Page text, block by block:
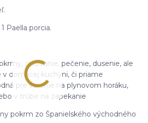
Paella porcia.
grilovanie, pečenie, dusenie, ale
v domácej kuchyni, či priame
pre varenie na plynovom horáku,
v trúbe na zapekanie
pokrm zo Španielského východného